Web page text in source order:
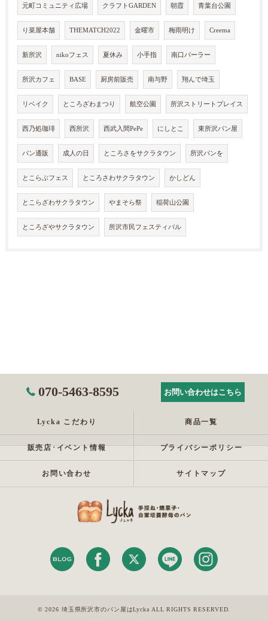
元町コミュニティ広場 クラフトGARDEN 朝霞 青葉台公園
り菜屋本舗 THEMATCH2022 金曜市 梅雨明け Creema
新所沢 nikoフェス 夏休み 小手指 南口パーラー
所沢カフェ BASE 厨房前販売 南与野 翔んで埼玉
リベイク ところざわまつり 航空公園 所沢ストリートプレイス
西乃処珈琲 西所沢 西武入間PePe にしとこ 東所沢パン屋
パン通販 成人の日 ところさをサクラタウン 所沢パンを
とこらぶフェス ところさわサクラタウン かしどん
とこらざわサクラタウン やまそら祭 稲荷山公園
ところざやサクラタウン 所沢市民フェスティバル
070-5463-8595 お問い合わせはこちら
Lycka こだわり 商品一覧
販売店･イベント情報 プライバシーポリシー
お問い合わせ サイトマップ
© 2026 埼玉県所沢市のパン屋はLycka ALL RIGHTS RESERVED.